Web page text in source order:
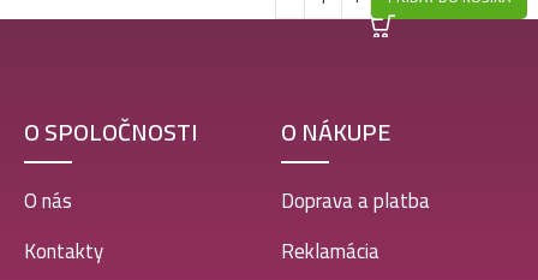
O SPOLOČNOSTI
O nás
Kontakty
O NÁKUPE
Doprava a platba
Reklamácia